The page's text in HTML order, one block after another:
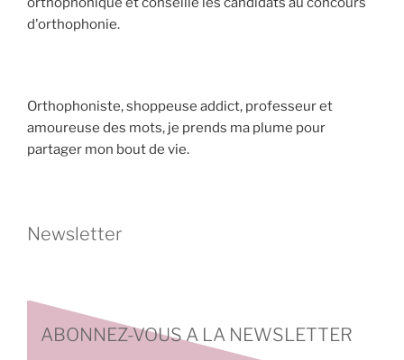
d'orthophonie.
Orthophoniste, shoppeuse addict, professeur et
amoureuse des mots, je prends ma plume pour
partager mon bout de vie.
Newsletter
ABONNEZ-VOUS A LA NEWSLETTER